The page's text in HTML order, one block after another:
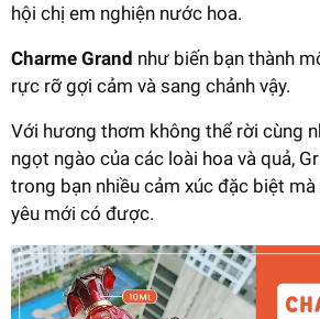
hội chị em nghiện nước hoa.
Charme Grand như biến bạn thành
rực rỡ gợi cảm và sang chảnh vậy.
Với hương thơm không thể rời cùng
ngọt ngào của các loài hoa và quả,
trong bạn nhiều cảm xúc đặc biệt
yêu mới có được.